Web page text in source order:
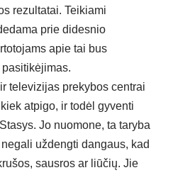
rezultatai. Teikiami
prie didesnio
apie tai bus
televizijas prekybos centrai
atpigo, ir todėl gyventi
Jo nuomone, ta taryba
uždengti dangaus, kad
sausros ar liūčių. Jie